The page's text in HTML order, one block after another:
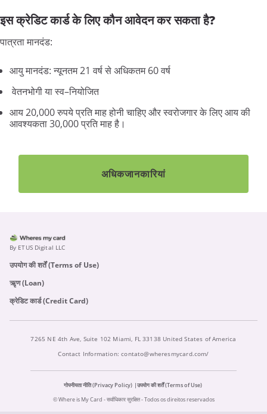
इस क्रेडिट कार्ड के लिए कौन आवेदन कर सकता है?
पात्रतामानदंड:
आयुमानदंड: न्यूनतम21 वर्षसेअधिकतम60वर्ष
वेतनभोगीयास्व–नियोजित
आय20,000रुपयेप्रतिमाहहोनीचाहिएऔरस्वरोजगारकेलिएआयकी
आवश्यकता30,000प्रतिमाहहै।
अधिकजानकारियां
By ETUS Digital LLC
उपयोग की शर्तें (Terms of Use)
ऋृण (Loan)
क्रेडिट कार्ड (Credit Card)
7265 NE 4th Ave, Suite 102 Miami, FL 33138 United States of America
Contact Information:contato@wheresmycard.com/
गोपनीयता नीति (Privacy Policy)
उपयोग की शर्तें (Terms of Use)
© Where is My Card - सर्वाधिकार सुरक्षित - Todos os direitos reservados